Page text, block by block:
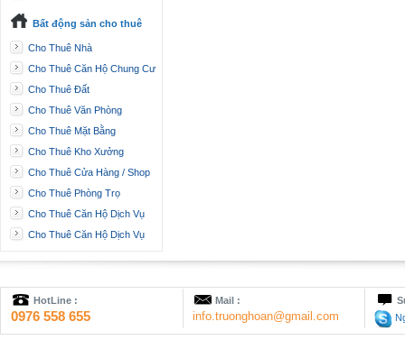
Bất động sản cho thuê
Cho Thuê Nhà
Cho Thuê Căn Hộ Chung Cư
Cho Thuê Đất
Cho Thuê Văn Phòng
Cho Thuê Mặt Bằng
Cho Thuê Kho Xưởng
Cho Thuê Cửa Hàng / Shop
Cho Thuê Phòng Trọ
Cho Thuê Căn Hộ Dịch Vụ
Cho Thuê Căn Hộ Dịch Vụ
HotLine :
0976 558 655
Mail :
info.truonghoan@gmail.com